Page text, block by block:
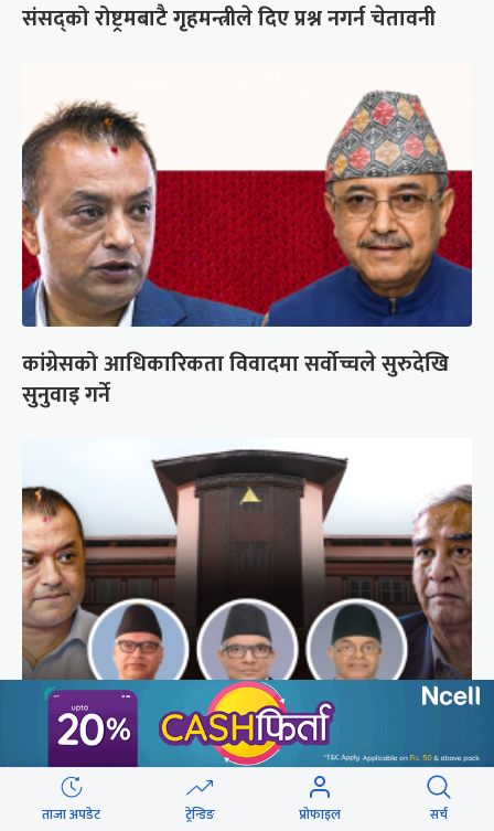
संसद्को रोष्ट्रमबाटै गृहमन्त्रीले दिए प्रश्न नगर्न चेतावनी
कांग्रेसको आधिकारिकता विवादमा सर्वोच्चले सुरुदेखि
सुनुवाइ गर्ने
अब सर्वोच्चले कसरी गर्छ कांग्रेस विवादको सुनुवाइ ?
ताजा अपडेट ट्रेन्डिङ प्रोफाइल सर्च